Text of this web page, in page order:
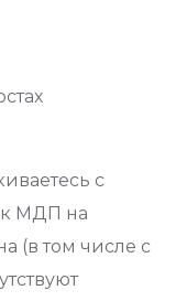
с
МДП на
(в том числе с